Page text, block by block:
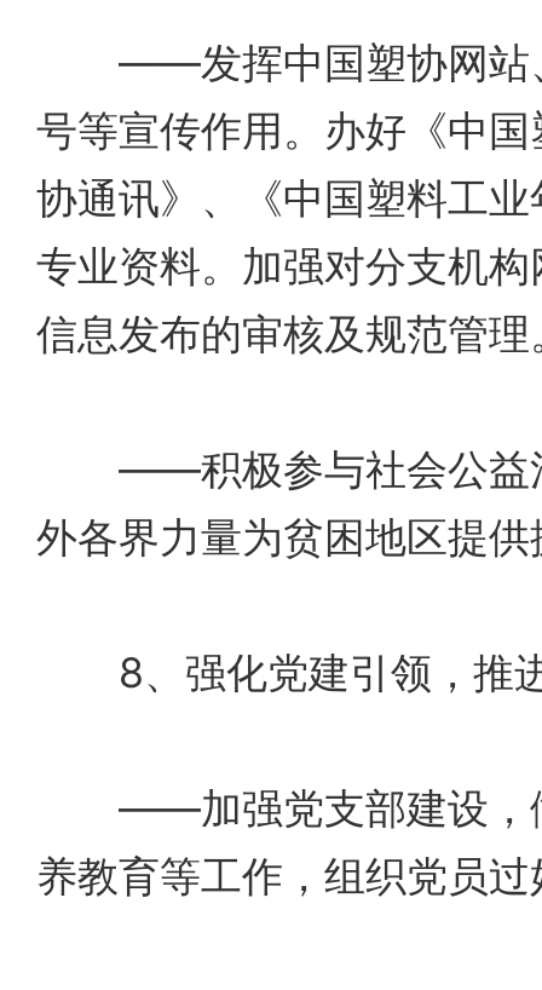
——发挥中国塑协网站
号等宣传作用。办好《中
协通讯》、《中国塑料工
专业资料。加强对分支机
信息发布的审核及规范管理
——积极参与社会公益
外各界力量为贫困地区提供
8、强化党建引领，推
——加强党支部建设，
养教育等工作，组织党员